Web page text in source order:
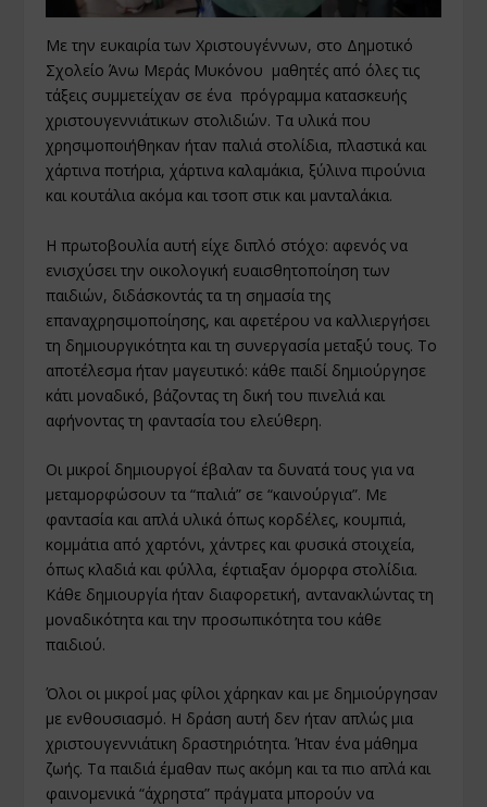
Με την ευκαιρία των Χριστουγέννων, στο Δημοτικό
Σχολείο Άνω Μεράς Μυκόνου μαθητές από όλες τις
τάξεις συμμετείχαν σε ένα πρόγραμμα κατασκευής
χριστουγεννιάτικων στολιδιών. Τα υλικά που
χρησιμοποιήθηκαν ήταν παλιά στολίδια, πλαστικά και
χάρτινα ποτήρια, χάρτινα καλαμάκια, ξύλινα πιρούνια
και κουτάλια ακόμα και τσοπ στικ και μανταλάκια.
Η πρωτοβουλία αυτή είχε διπλό στόχο: αφενός να
ενισχύσει την οικολογική ευαισθητοποίηση των
παιδιών, διδάσκοντάς τα τη σημασία της
επαναχρησιμοποίησης, και αφετέρου να καλλιεργήσει
τη δημιουργικότητα και τη συνεργασία μεταξύ τους. Το
αποτέλεσμα ήταν μαγευτικό: κάθε παιδί δημιούργησε
κάτι μοναδικό, βάζοντας τη δική του πινελιά και
αφήνοντας τη φαντασία του ελεύθερη.
Οι μικροί δημιουργοί έβαλαν τα δυνατά τους για να
μεταμορφώσουν τα “παλιά” σε “καινούργια”. Με
φαντασία και απλά υλικά όπως κορδέλες, κουμπιά,
κομμάτια από χαρτόνι, χάντρες και φυσικά στοιχεία,
όπως κλαδιά και φύλλα, έφτιαξαν όμορφα στολίδια.
Κάθε δημιουργία ήταν διαφορετική, αντανακλώντας τη
μοναδικότητα και την προσωπικότητα του κάθε
παιδιού.
Όλοι οι μικροί μας φίλοι χάρηκαν και με δημιούργησαν
με ενθουσιασμό. Η δράση αυτή δεν ήταν απλώς μια
χριστουγεννιάτικη δραστηριότητα. Ήταν ένα μάθημα
ζωής. Τα παιδιά έμαθαν πως ακόμη και τα πιο απλά και
φαινομενικά “άχρηστα” πράγματα μπορούν να